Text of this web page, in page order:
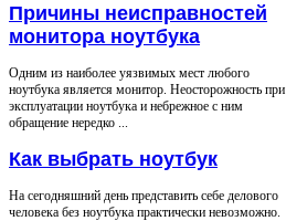
Причины неисправностей
монитора ноутбука
Одним из наиболее уязвимых мест любого
ноутбука является монитор. Неосторожность при
эксплуатации ноутбука и небрежное с ним
обращение нередко ...
Как выбрать ноутбук
На сегодняшний день представить себе делового
человека без ноутбука практически невозможно.